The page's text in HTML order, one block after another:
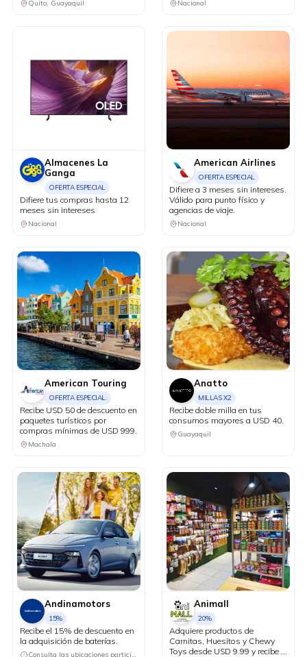
Quito, Guayaquil
agencias de viaje.
Nacional
Almacenes La
Ganga
OFERTA ESPECIAL
Difiere tus compras hasta 12
meses sin intereses
Nacional
American Airlines
OFERTA ESPECIAL
Difiere a 3 meses sin intereses.
Válido para punto físico y
agencias de viaje.
Nacional
American Touring
OFERTA ESPECIAL.
Recibe USD 50 de descuento en
paquetes turísticos por
compras mínimas de USD 999.
Machala
Anatto
MILLAS X2
Recibe doble milla en tus
consumos mayores a USD 40.
Guayaquil
Andinamotors
15%
Recibe el 15% de descuento en
la adquisición de baterías.
Consulta las ubicaciones participantes
Animall
20%
Adquiere productos de
Carnitas, Huesitos y Chewy
Toys desde USD 9.99 y recibe el